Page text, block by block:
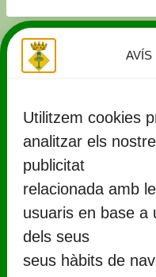
AVÍS
Utilitzem cookies
analitzar els
publicitat
relacionada amb
usuaris en base a
dels seus
seus hàbits de
Ajuntament